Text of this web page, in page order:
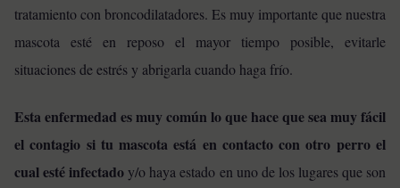
tratamiento con broncodilatadores. Es muy importante que nuestra
mascota esté en reposo el mayor tiempo posible, evitarle
situaciones de estrés y abrigarla cuando haga frío.
Esta enfermedad es muy común lo que hace que sea muy fácil
el contagio si tu mascota está en contacto con otro perro el
cual esté infectadoy/o haya estado en uno de los lugares que son